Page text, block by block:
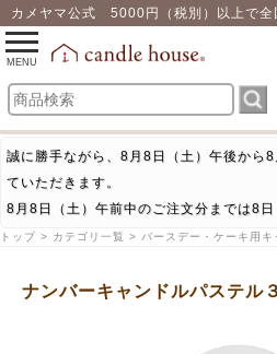
カメヤマ公式 5000円（税別）以上で全
toggle
navigation
MENU
誠に勝手ながら、8月8日（土）午後から
ていただきます。
8月8日（土）午前中のご注文分までは8日
トップ > カテゴリ一覧 > バースデー・ケーキ用
ナンバーキャンドルパステル